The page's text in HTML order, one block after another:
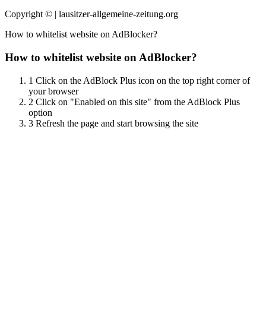
Copyright © | lausitzer-allgemeine-zeitung.org
How to whitelist website on AdBlocker?
How to whitelist website on AdBlocker?
1 Click on the AdBlock Plus icon on the top right corner of
your browser
2 Click on "Enabled on this site" from the AdBlock Plus
option
3 Refresh the page and start browsing the site